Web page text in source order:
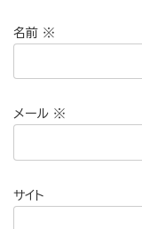
名前 ※
メール ※
サイト